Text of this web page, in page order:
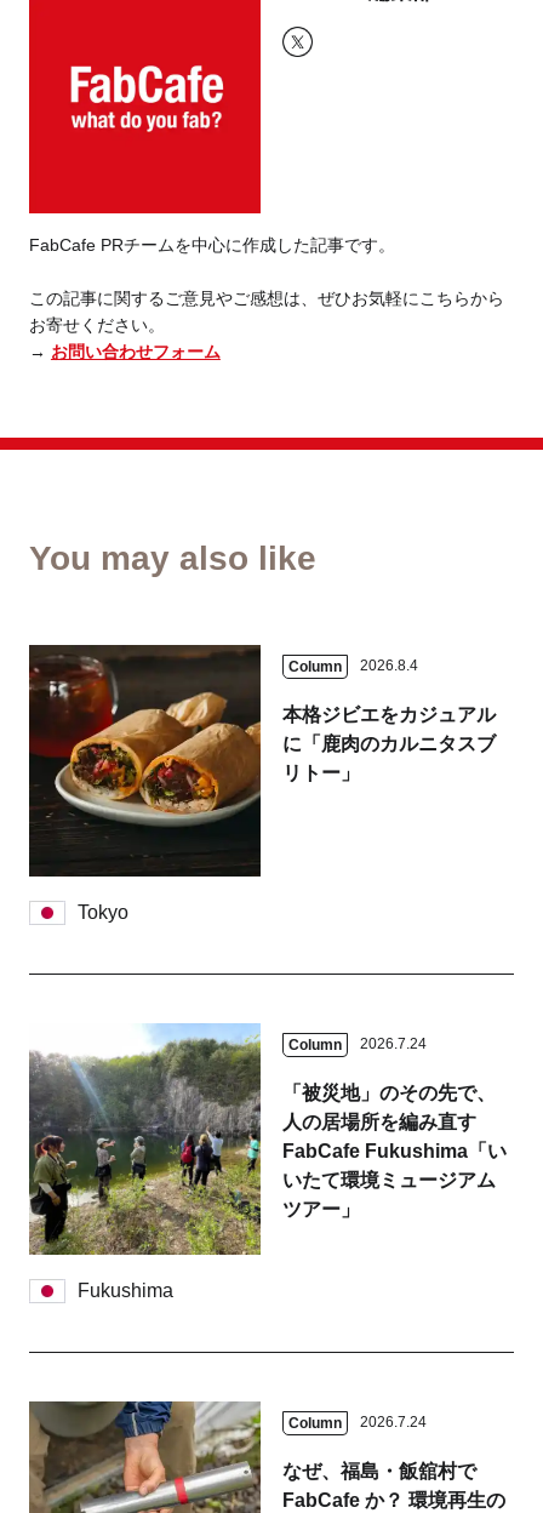
FabCafe PRチームを中心に作成した記事です。
この記事に関するご意見やご感想は、ぜひお気軽にこちらから
お寄せください。
→ お問い合わせフォーム
You may also like
Column 2026.8.4
本格ジビエをカジュアル
に「鹿肉のカルニタスブ
リトー」
Tokyo
Column 2026.7.24
「被災地」のその先で、
人の居場所を編み直す
FabCafe Fukushima「い
いたて環境ミュージアム
ツアー」
Fukushima
Column 2026.7.24
なぜ、福島・飯舘村で
FabCafe か？ 環境再生の